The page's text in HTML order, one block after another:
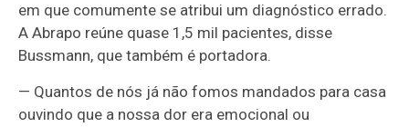
em que comumente se atribui um diagnóstico errado.
A Abrapo reúne quase 1,5 mil pacientes, disse
Bussmann, que também é portadora.
— Quantos de nós já não fomos mandados para casa
ouvindo que a nossa dor era emocional ou